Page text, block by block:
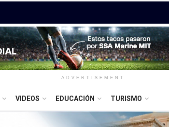
ADVERTISEMENT
VIDEOS EDUCACIÓN TURISMO